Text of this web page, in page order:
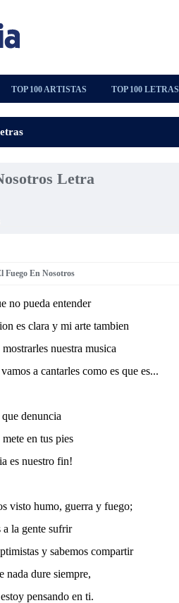
TOP 100 ARTISTAS TOP 100 LETRAS
Letra
Fuego En Nosotros
no pueda entender
es clara y mi arte tambien
nuestra musica
a cantarles como es que es...
denuncia
en tus pies
es nuestro fin!
visto humo, guerra y fuego;
a la gente sufrir
y sabemos compartir
nada dure siempre,
pensando en ti.